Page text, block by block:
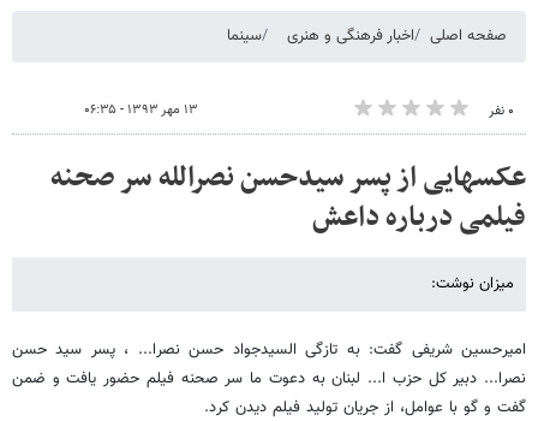
صفحه اصلی اخبار فرهنگی و هنری سینما
۰ نفر ۱۳ مهر ۱۳۹۳ - ۰۶:۳۵
عکسهایی از پسر سیدحسن نصرالله سر صحنه
فیلمی درباره داعش
میزان نوشت:
امیرحسین شریفی گفت: به تازگی السیدجواد حسن نصرا... ، پسر سید حسن
نصرا... دبیر کل حزب ا... لبنان به دعوت ما سر صحنه فیلم حضور یافت و ضمن
گفت و گو با عوامل، از جریان تولید فیلم دیدن کرد.